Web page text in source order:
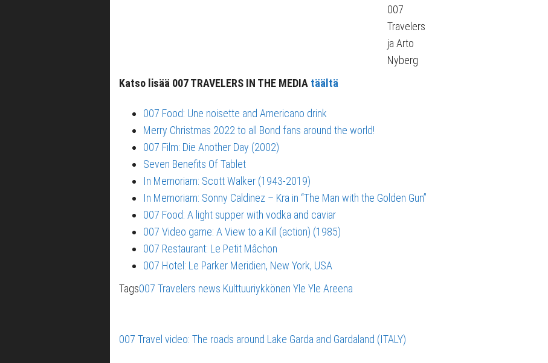
007
Travelers
ja Arto
Nyberg
Katso lisää 007 TRAVELERS IN THE MEDIA täältä
007 Food: Une noisette and Americano drink
Merry Christmas 2022 to all Bond fans around the world!
007 Film: Die Another Day (2002)
Seven Benefits Of Tablet
In Memoriam: Scott Walker (1943-2019)
In Memoriam: Sonny Caldinez – Kra in “The Man with the Golden Gun”
007 Food: A light supper with vodka and caviar
007 Video game: A View to a Kill (action) (1985)
007 Restaurant: Le Petit Mâchon
007 Hotel: Le Parker Meridien, New York, USA
Tags007 Travelers news Kulttuuriykkönen Yle Yle Areena
007 Travel video: The roads around Lake Garda and Gardaland (ITALY)